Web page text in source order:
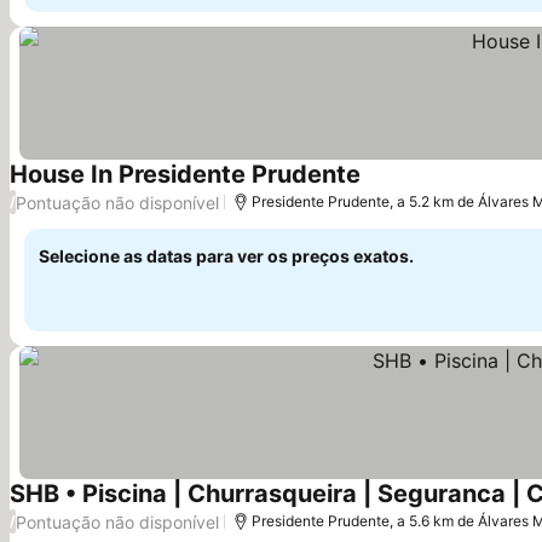
House In Presidente Prudente
/Pontuação não disponível Presidente Prudente, a 5.2 km de Álvares
Selecione as datas para ver os preços exatos.
SHB • Piscina | Churrasqueira | Seguranca |
/Pontuação não disponível Presidente Prudente, a 5.6 km de Álvares